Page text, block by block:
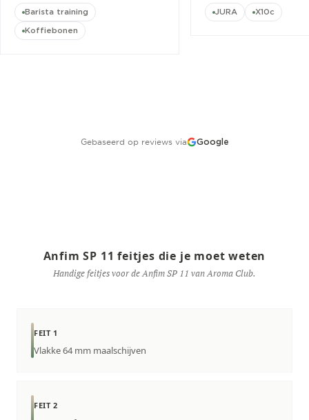
cursus.”
Barista training
Koffiebonen
JURA X10c
Gebaseerd op reviews via Google
Anfim SP 11 feitjes die je moet weten
Handige feitjes voor de Anfim SP 11 van Aroma Club.
FEIT 1
Vlakke 64 mm maalschijven
FEIT 2